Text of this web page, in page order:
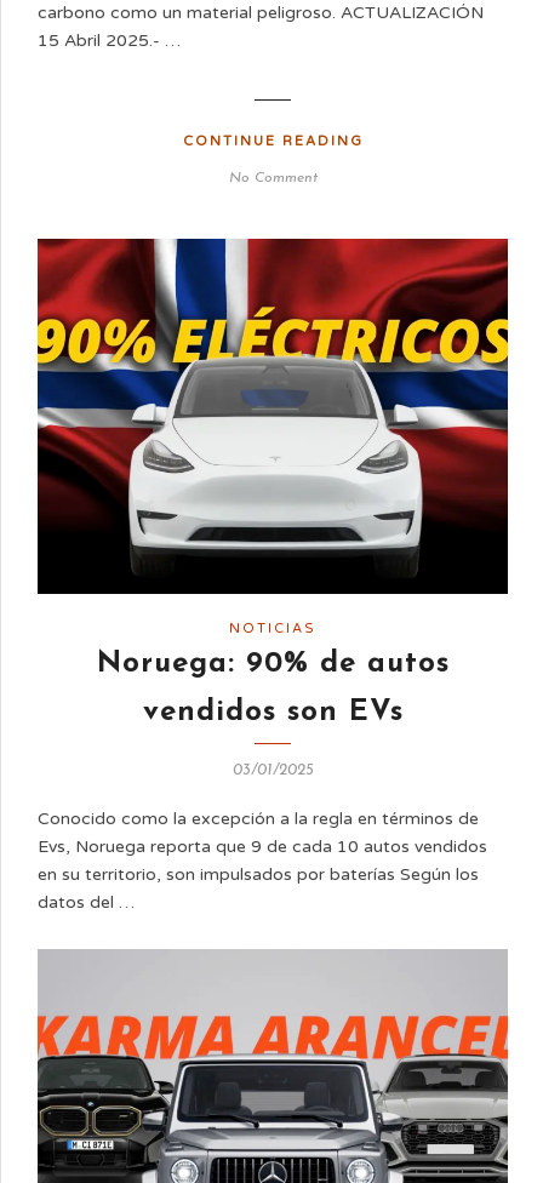
carbono como un material peligroso. ACTUALIZACIÓN
15 Abril 2025.- …
CONTINUE READING
No Comment
NOTICIAS
Noruega: 90% de autos
vendidos son EVs
03/01/2025
Conocido como la excepción a la regla en términos de
Evs, Noruega reporta que 9 de cada 10 autos vendidos
en su territorio, son impulsados por baterías Según los
datos del …